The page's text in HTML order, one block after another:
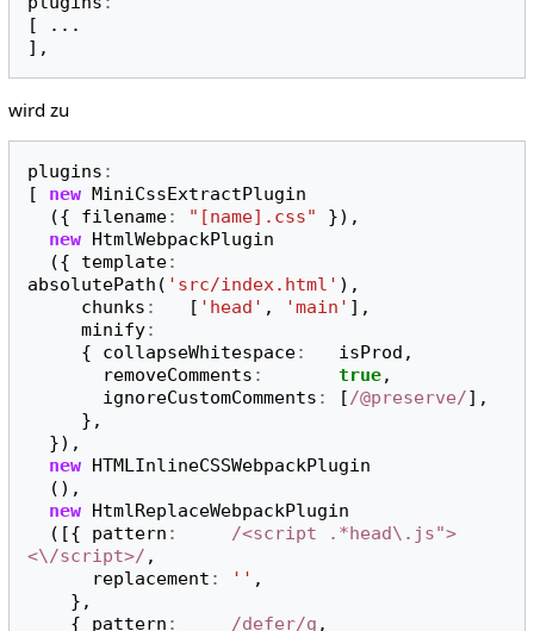
[
...
],
wird zu
plugins :
[
new MiniCssExtractPlugin
({
filename: "[name].css"
}),
new HtmlWebpackPlugin
({
template:
absolutePath ( 'src/index.html' ),
chunks : [ 'head' , 'main' ],
minify:
{
collapseWhitespace: isProd ,
removeComments : true,
ignoreCustomComments : [ /@preserve/],
},
}),
new HTMLInlineCSSWebpackPlugin
(),
new HtmlReplaceWebpackPlugin
([{
pattern :
/<script .*head\.js">
<\/script>/ ,
replacement : '' ,
},
{
pattern : /defer/g ,